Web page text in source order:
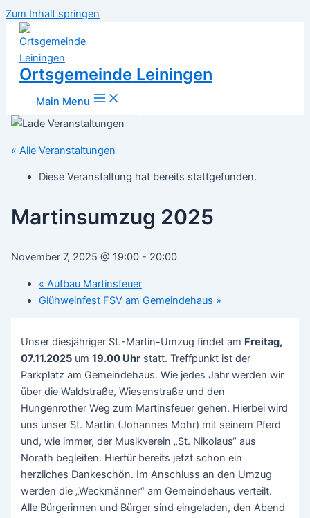
Zum Inhalt springen
Ortsgemeinde Leiningen
Main Menu
« Alle Veranstaltungen
Diese Veranstaltung hat bereits stattgefunden.
Martinsumzug 2025
November 7, 2025 @ 19:00- 20:00
« Aufbau Martinsfeuer
Glühweinfest FSV am Gemeindehaus »
Unser diesjähriger St.-Martin-Umzug findet am Freitag,
07.11.2025 um19.00 Uhr statt. Treffpunkt ist der
Parkplatz am Gemeindehaus. Wie jedes Jahr werden wir
über die Waldstraße, Wiesenstraße und den
Hungenrother Weg zum Martinsfeuer gehen. Hierbei wird
uns unser St. Martin (Johannes Mohr) mit seinem Pferd
und, wie immer, der Musikverein „St. Nikolaus“ aus
Norath begleiten. Hierfür bereits jetzt schon ein
herzliches Dankeschön. Im Anschluss an den Umzug
werden die „Weckmänner“ am Gemeindehaus verteilt.
Alle Bürgerinnen und Bürger sind eingeladen, den Abend